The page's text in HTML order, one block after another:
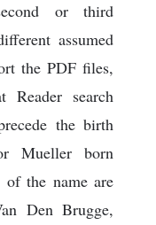
or third
assumed
the PDF files,
search
the birth
Mueller born
the name are
Den Brugge,